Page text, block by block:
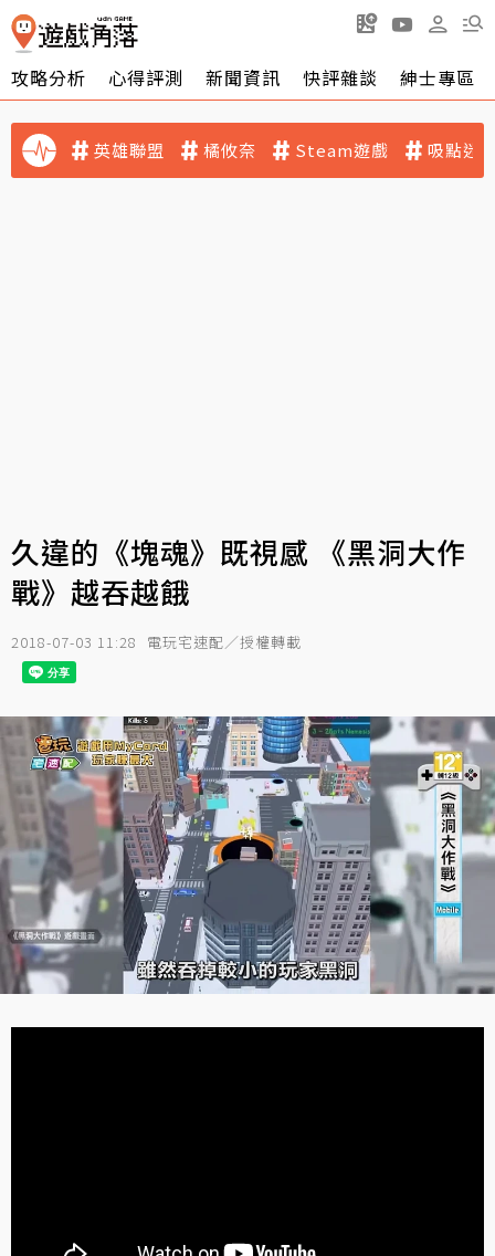
攻略分析 心得評測 新聞資訊 快評雜談 紳士專區
英雄聯盟 橘攸奈 Steam遊戲 吸點迷
久違的《塊魂》既視感 《黑洞大作
戰》越吞越餓
2018-07-03 11:28 電玩宅速配／授權轉載